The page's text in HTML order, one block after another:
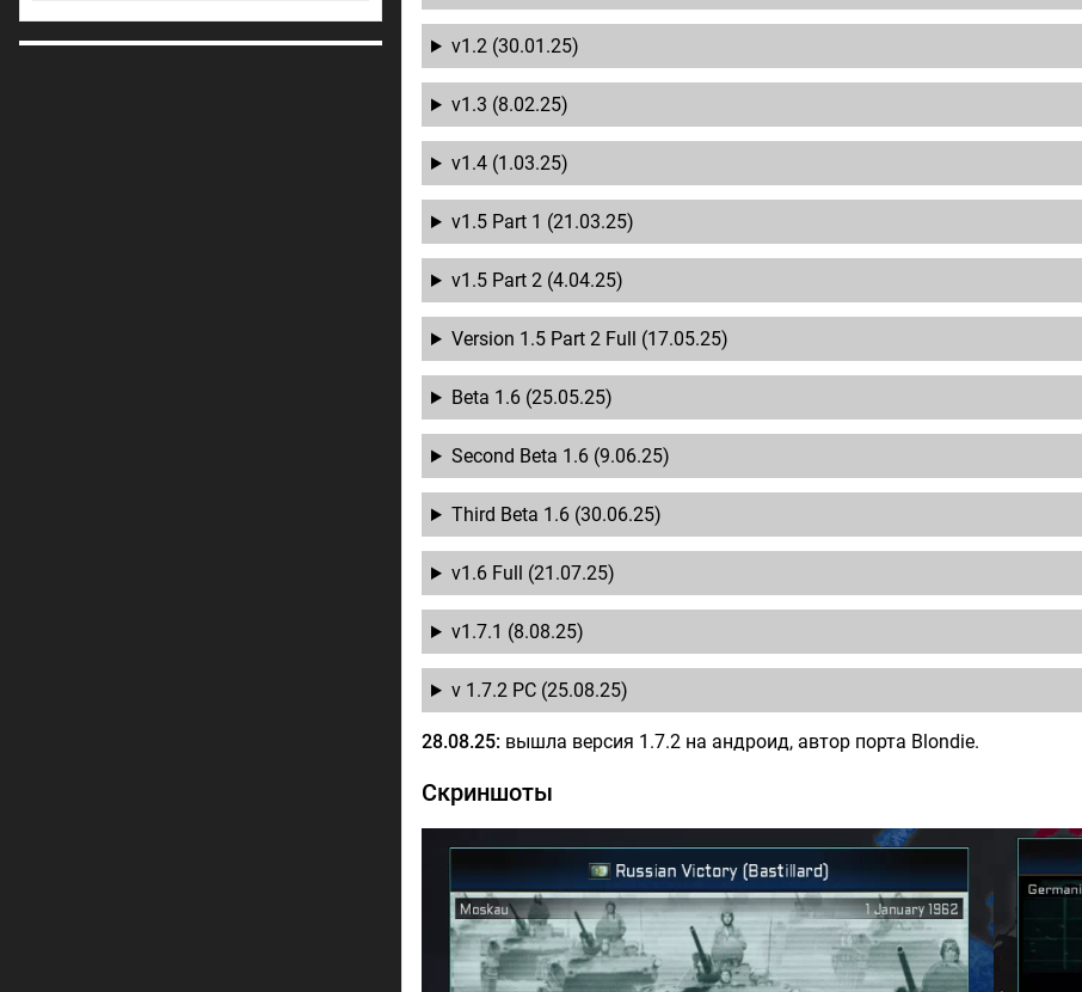
v1.2 (30.01.25)
v1.3 (8.02.25)
v1.4 (1.03.25)
v1.5 Part 1 (21.03.25)
v1.5 Part 2 (4.04.25)
Version 1.5 Part 2 Full (17.05.25)
Beta 1.6 (25.05.25)
Second Beta 1.6 (9.06.25)
Third Beta 1.6 (30.06.25)
v1.6 Full (21.07.25)
v1.7.1 (8.08.25)
v 1.7.2 PC (25.08.25)
28.08.25: вышла версия 1.7.2 на андроид, автор порта Blondie.
Скриншоты